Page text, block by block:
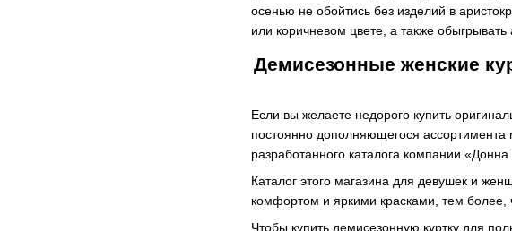
осенью не обойтись без изделий в
или коричневом цвете, а также
Демисезонные женские
Если вы желаете недорого купить
постоянно дополняющегося
разработанного каталога компании «Донна
Каталог этого магазина для девушек и
комфортом и яркими красками, тем более,
Чтобы купить демисезонную куртку для